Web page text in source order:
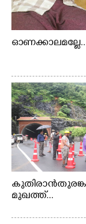
കുതിരാൻതുരങ്ക
മുഖത്ത്...